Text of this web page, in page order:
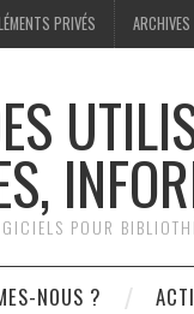
PRIVÉS
POUR
NOUS ?